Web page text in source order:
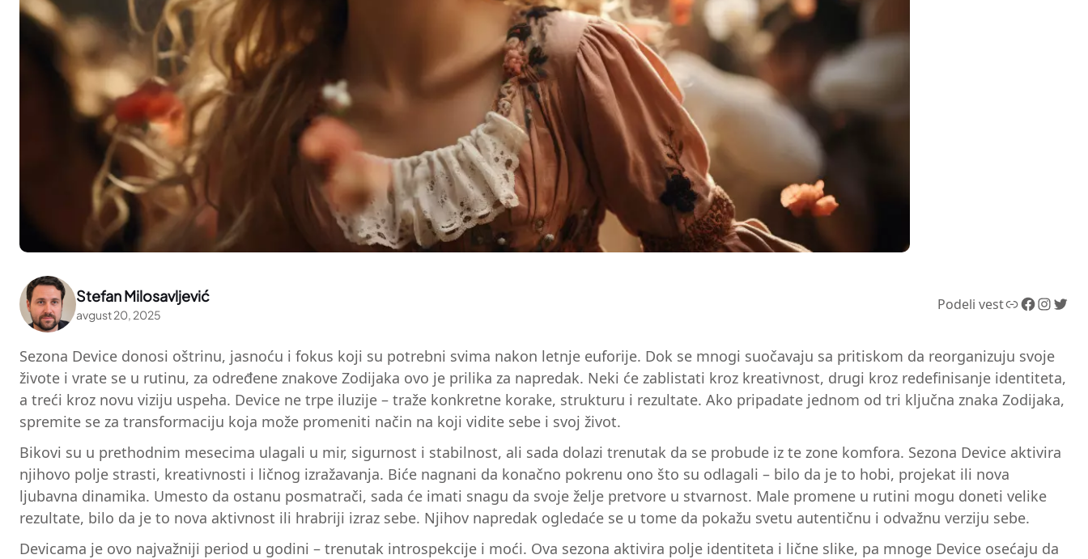
Stefan Milosavljević
avgust 20, 2025
Podeli vestLink Facebook InstagramTwitter
Sezona Device donosi oštrinu, jasnoću i fokus koji su potrebni svima nakon letnje euforije. Dok se mnogi suočavaju sa pritiskom da reorganizuju svoje
živote i vrate se u rutinu, za određene znakove Zodijaka ovo je prilika za napredak. Neki će zablistati kroz kreativnost, drugi kroz redefinisanje identiteta,
a treći kroz novu viziju uspeha. Device ne trpe iluzije – traže konkretne korake, strukturu i rezultate. Ako pripadate jednom od tri ključna znaka Zodijaka,
spremite se za transformaciju koja može promeniti način na koji vidite sebe i svoj život.
Bikovi su u prethodnim mesecima ulagali u mir, sigurnost i stabilnost, ali sada dolazi trenutak da se probude iz te zone komfora. Sezona Device aktivira
njihovo polje strasti, kreativnosti i ličnog izražavanja. Biće nagnani da konačno pokrenu ono što su odlagali – bilo da je to hobi, projekat ili nova
ljubavna dinamika. Umesto da ostanu posmatrači, sada će imati snagu da svoje želje pretvore u stvarnost. Male promene u rutini mogu doneti velike
rezultate, bilo da je to nova aktivnost ili hrabriji izraz sebe. Njihov napredak ogledaće se u tome da pokažu svetu autentičnu i odvažnu verziju sebe.
Devicama je ovo najvažniji period u godini – trenutak introspekcije i moći. Ova sezona aktivira polje identiteta i lične slike, pa mnoge Device osećaju da